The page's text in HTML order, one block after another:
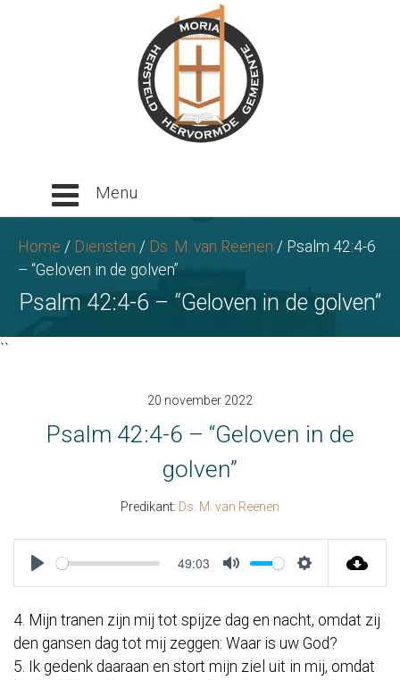
Home / Diensten / Ds. M. van Reenen / Psalm 42:4-6
– “Geloven in de golven”
Psalm 42:4-6 – “Geloven in de golven”
``
20 november 2022
Psalm 42:4-6 – “Geloven in de
golven”
Predikant: Ds. M. van Reenen
Play
49:03
Mute Settings
4. Mijn tranen zijn mij tot spijze dag en nacht, omdat zij
den gansen dag tot mij zeggen: Waar is uw God?
5. Ik gedenk daaraan en stort mijn ziel uit in mij, omdat